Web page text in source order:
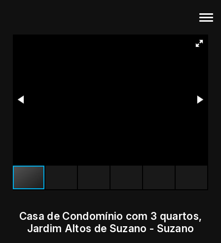
Casa de Condomínio com 3 quartos,
Jardim Altos de Suzano - Suzano